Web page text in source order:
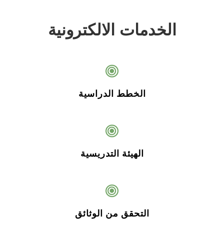
الخدمات الالكترونية
الخطط الدراسية
الهيئة التدريسية
التحقق من الوثائق